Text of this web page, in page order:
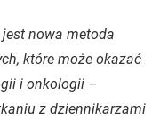
nowa metoda
które może okazać
i onkologii –
z dziennikarzami